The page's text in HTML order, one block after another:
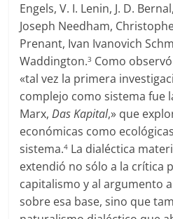
Engels, V. I. Lenin, J. D.
Joseph Needham,
Prenant, Ivan Ivanovich
Waddington.3 Como
«tal vez la primera
complejo como sistema fue
Marx,Das Kapital,» que
económicas como
sistema.4 La dialéctica
extendió no sólo a la crítica
capitalismo y al argumento
sobre esa base, sino que